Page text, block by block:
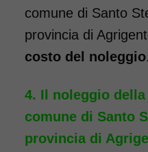
minimo 7
euro.
in tutta Italia:
COSTO
da
comune di Santo
provincia di
costo del noleggio.
Il noleggio della
comune di Santo
provincia di